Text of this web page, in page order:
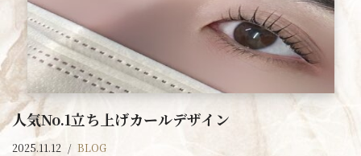
人気No.1立ち上げカールデザイン
2025.11.12 BLOG